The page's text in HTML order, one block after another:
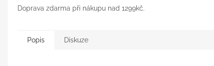
Doprava zdarma při nákupu nad 1299kč.
Popis Diskuze